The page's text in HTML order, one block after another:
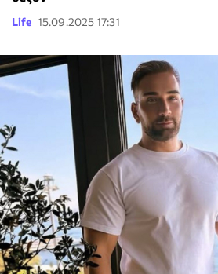
Life 15.09.2025 17:31